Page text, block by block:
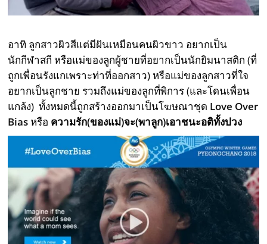
อาทิ ลูกสาวผิวสีแต่มีฝันเหมือนคนผิวขาว อยากเป็น
นักกีฬาสกี หรือแม่ของลูกผู้ชายที่อยากเป็นนักยิมนาสติก (ที่
ถูกเพื่อนรังแกเพราะท่าที่ออกสาว) หรือแม่ของลูกสาวที่ใจ
อยากเป็นลูกชาย รวมถึงแม่ของลูกที่พิการ (และโดนเพื่อน
แกล้ง) ทั้งหมดนี้ถูกสร้างออกมาเป็นโฆษณาชุด Love Over
Bias หรือ ความรัก(ของแม่)จะ(พาลูก)เอาชนะอติทั้งปวง